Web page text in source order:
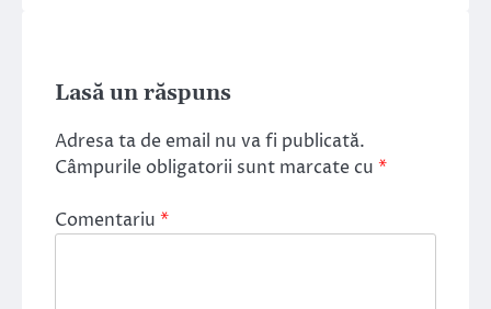
Lasă un răspuns
Adresa ta de email nu va fi publicată.
Câmpurile obligatorii sunt marcate cu *
Comentariu *